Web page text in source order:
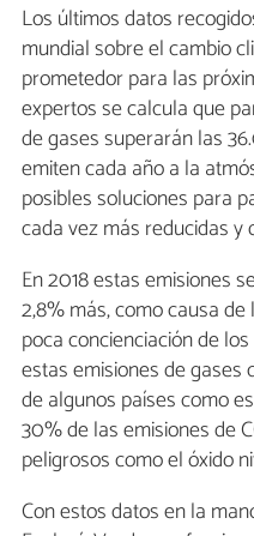
Los últimos datos
mundial sobre el cambio
prometedor para las
expertos se calcula que
de gases superarán las
emiten cada año a la
posibles soluciones para
cada vez más reducidas y
En 2018 estas emisiones
2,8% más, como causa
poca concienciación de
estas emisiones de
de algunos países como
30% de las emisiones de
peligrosos como el óxido
Con estos datos en la